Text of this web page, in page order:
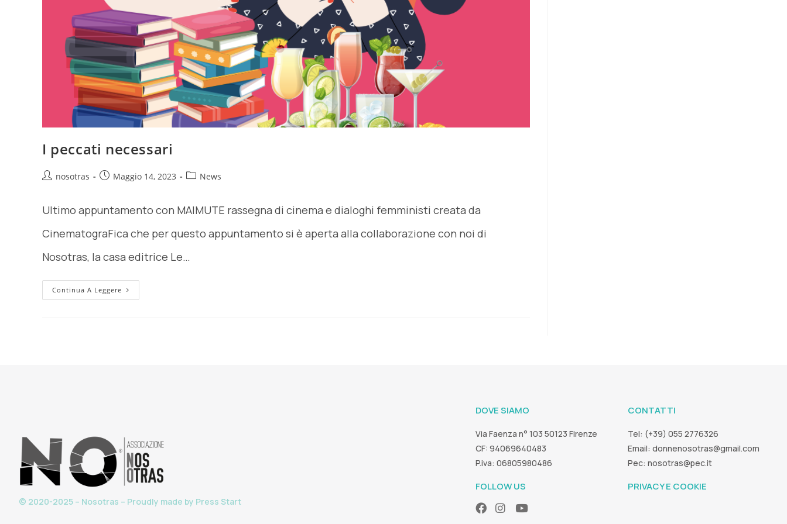
I peccati necessari
nosotras Maggio 14, 2023 News
Ultimo appuntamento con MAIMUTE rassegna di cinema e dialoghi femministi creata da
CinematograFica che per questo appuntamento si è aperta alla collaborazione con noi di
Nosotras, la casa editrice Le…
Continua A Leggere
© 2020-2025 – Nosotras – Proudly made by Press Start
DOVE SIAMO
Via Faenza n° 103 50123 Firenze
CF: 94069640483
P.iva: 06805980486
FOLLOW US
CONTATTI
Tel: (+39) 055 2776326
Email: donnenosotras@gmail.com
Pec: nosotras@pec.it
PRIVACY E COOKIE